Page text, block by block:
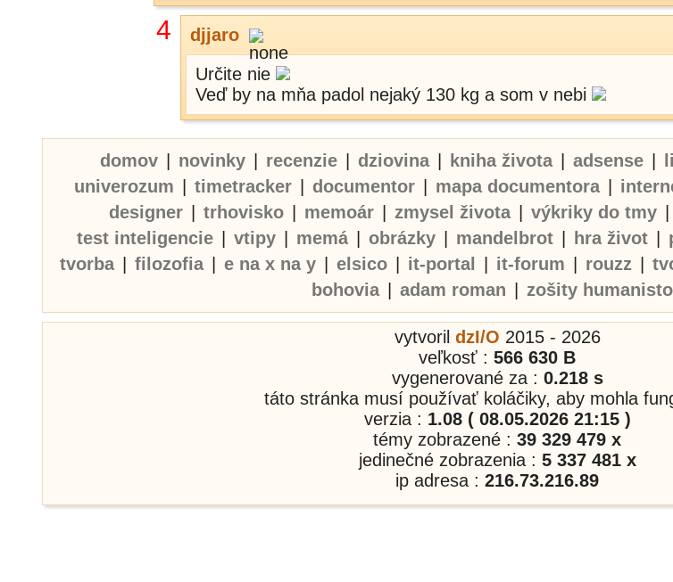
4 djjaro
Určite nie
Veď by na mňa padol nejaký 130 kg a som v nebi
domov novinky recenzie dziovina kniha života adsense
univerozum
timetracker documentor mapa documentora
designer
trhovisko memoár zmysel života výkriky do tmy
test inteligencie
vtipy memá obrázky mandelbrot hra život
tvorba
filozofia e na x na y elsico it-portal it-forum rouzz
bohovia
adam roman zošity
vytvoril dzI/O 2015 - 2026
veľkosť : 566 630 B
vygenerované za : 0.218 s
táto stránka musí používať koláčiky, aby mohla
verzia : 1.08 ( 08.05.2026 21:15 )
témy zobrazené : 39 329 479 x
jedinečné zobrazenia : 5 337 481 x
ip adresa : 216.73.216.89